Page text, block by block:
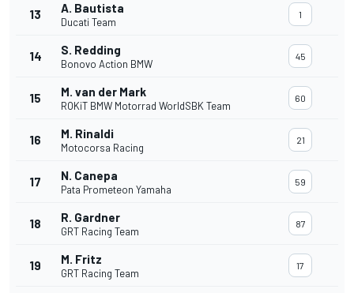
13 A. Bautista
Ducati Team
1
14 S. Redding
Bonovo Action BMW
45
15 M. van der Mark
ROKiT BMW Motorrad WorldSBK Team
60
16 M. Rinaldi
Motocorsa Racing
21
17 N. Canepa
Pata Prometeon Yamaha
59
18 R. Gardner
GRT Racing Team
87
19 M. Fritz
GRT Racing Team
17